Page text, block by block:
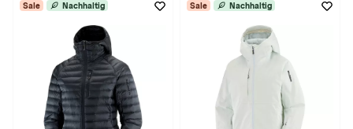
Sale Nachhaltig Sale Nachhaltig